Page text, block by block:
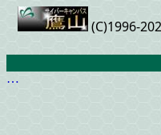
(C)1996-
…